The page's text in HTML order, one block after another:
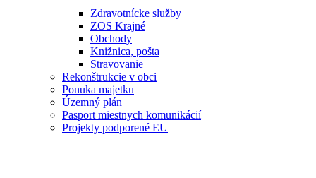
Zdravotnícke služby
ZOS Krajné
Obchody
Knižnica, pošta
Stravovanie
Rekonštrukcie v obci
Ponuka majetku
Územný plán
Pasport miestnych komunikácií
Projekty podporené EU